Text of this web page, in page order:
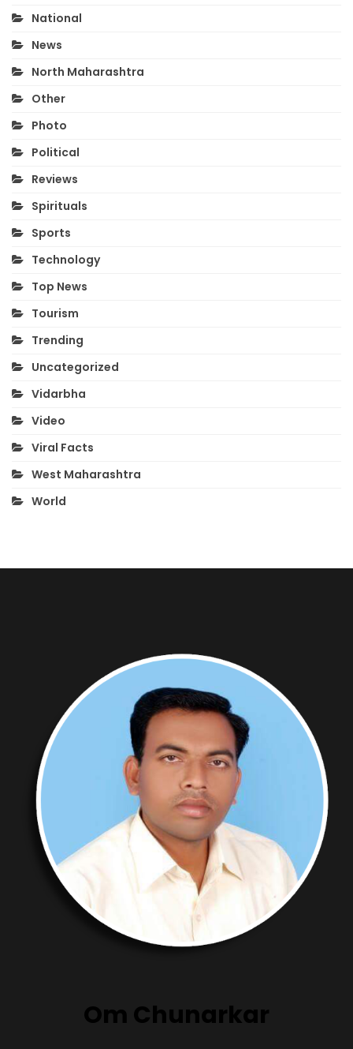
National
News
North Maharashtra
Other
Photo
Political
Reviews
Spirituals
Sports
Technology
Top News
Tourism
Trending
Uncategorized
Vidarbha
Video
Viral Facts
West Maharashtra
World
Om Chunarkar